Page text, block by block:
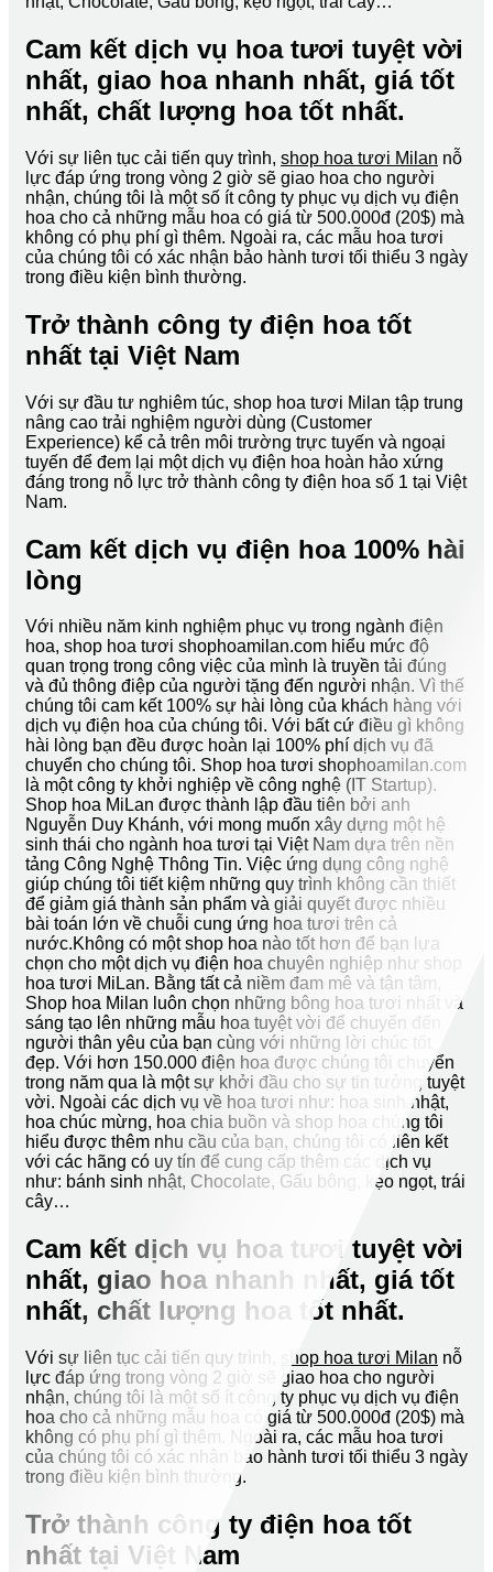
Cam kết dịch vụ hoa tươi tuyệt vời
nhất, giao hoa nhanh nhất, giá tốt
nhất, chất lượng hoa tốt nhất.
Với sự liên tục cải tiến quy trình, shop hoa tươi Milan nỗ
lực đáp ứng trong vòng 2 giờ sẽ giao hoa cho người
nhận, chúng tôi là một số ít công ty phục vụ dịch vụ điện
hoa cho cả những mẫu hoa có giá từ 500.000đ (20$) mà
không có phụ phí gì thêm. Ngoài ra, các mẫu hoa tươi
của chúng tôi có xác nhận bảo hành tươi tối thiểu 3 ngày
trong điều kiện bình thường.
Trở thành công ty điện hoa tốt
nhất tại Việt Nam
Với sự đầu tư nghiêm túc, shop hoa tươi Milan tập trung
nâng cao trải nghiệm người dùng (Customer
Experience) kể cả trên môi trường trực tuyến và ngoại
tuyến để đem lại một dịch vụ điện hoa hoàn hảo xứng
đáng trong nỗ lực trở thành công ty điện hoa số 1 tại Việt
Nam.
Cam kết dịch vụ điện hoa 100% hài
lòng
Với nhiều năm kinh nghiệm phục vụ trong ngành điện
hoa, shop hoa tươi shophoamilan.com hiểu mức độ
quan trọng trong công việc của mình là truyền tải đúng
và đủ thông điệp của người tặng đến người nhận. Vì thế
chúng tôi cam kết 100% sự hài lòng của khách hàng với
dịch vụ điện hoa của chúng tôi. Với bất cứ điều gì không
hài lòng bạn đều được hoàn lại 100% phí dịch vụ đã
chuyển cho chúng tôi. Shop hoa tươi shophoamilan.com
là một công ty khởi nghiệp về công nghệ (IT Startup).
Shop hoa MiLan được thành lập đầu tiên bởi anh
Nguyễn Duy Khánh, với mong muốn xây dựng một hệ
sinh thái cho ngành hoa tươi tại Việt Nam dựa trên nền
tảng Công Nghệ Thông Tin. Việc ứng dụng công nghệ
giúp chúng tôi tiết kiệm những quy trình không cần thiết
để giảm giá thành sản phẩm và giải quyết được nhiều
bài toán lớn về chuỗi cung ứng hoa tươi trên cả
nước.Không có một shop hoa nào tốt hơn để bạn lựa
chọn cho một dịch vụ điện hoa chuyên nghiệp như shop
hoa tươi MiLan. Bằng tất cả niềm đam mê và tận tâm,
Shop hoa Milan luôn chọn những bông hoa tươi nhất và
sáng tạo lên những mẫu hoa tuyệt vời để chuyển đến
người thân yêu của bạn cùng với những lời chúc tốt
đẹp. Với hơn 150.000 điện hoa được chúng tôi chuyển
trong năm qua là một sự khởi đầu cho sự tin tưởng tuyệt
vời. Ngoài các dịch vụ về hoa tươi như: hoa sinh nhật,
hoa chúc mừng, hoa chia buồn và shop hoa chúng tôi
hiểu được thêm nhu cầu của bạn, chúng tôi có liên kết
với các hãng có uy tín để cung cấp thêm các dịch vụ
như: bánh sinh nhật, Chocolate, Gấu bông, kẹo ngọt, trái
cây…
Cam kết dịch vụ hoa tươi tuyệt vời
nhất, giao hoa nhanh nhất, giá tốt
nhất, chất lượng hoa tốt nhất.
Với sự liên tục cải tiến quy trình, shop hoa tươi Milan nỗ
lực đáp ứng trong vòng 2 giờ sẽ giao hoa cho người
nhận, chúng tôi là một số ít công ty phục vụ dịch vụ điện
hoa cho cả những mẫu hoa có giá từ 500.000đ (20$) mà
không có phụ phí gì thêm. Ngoài ra, các mẫu hoa tươi
của chúng tôi có xác nhận bảo hành tươi tối thiểu 3 ngày
trong điều kiện bình thường.
Trở thành công ty điện hoa tốt
nhất tại Việt Nam